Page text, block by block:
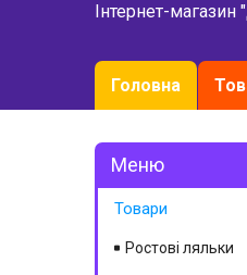
Інтернет-магазин
Головна
Товари
Ростові ляльки